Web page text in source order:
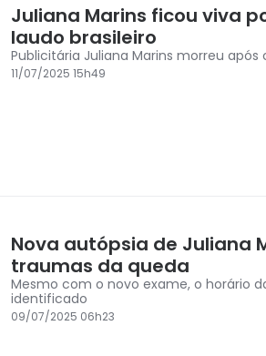
Juliana Marins ficou viva
laudo brasileiro
Publicitária Juliana Marins morreu após
11/07/2025 15h49
Nova autópsia de Juliana
traumas da queda
Mesmo com o novo exame, o horário
identificado
09/07/2025 06h23